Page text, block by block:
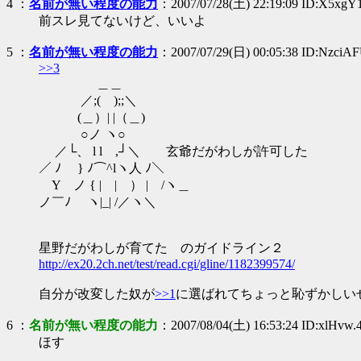
4 ： 名前が無い程度の能力 ：2007/07/28(土) 22:19:09
前スレ見てないけど、いいよ
5 ： 名前が無い程度の能力 ：2007/07/29(日) 00:05:38
>>3
／;( );;＼
(＿）| |（＿)
○ノ ヽ○
／└、 l l ,┘＼ 玄爺だがわしが許可した
／ ﾉ } ﾉ⌒^lヽ人 ﾉ＼
Y ノ { | | ） | /ヽ＿
ノ￣ﾉ ヽ|_| /／ヽ＼
星野だがわしが育てた のガイドライン２
http://ex20.2ch.net/test/read.cgi/gline/1182399574/
自分が改変した奴が>>1 に選ばれてちょっと恥ずかしい
6 ： 名前が無い程度の能力 ：2007/08/04(土) 16:53:24
ほす